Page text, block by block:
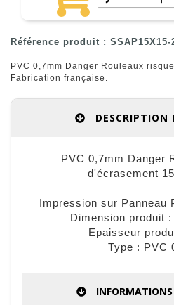
Référence produit : SSAP15X15-
PVC 0,7mm Danger Rouleaux
Fabrication française.
DESCRIPTION
PVC 0,7mm Danger
d'écrasement
Impression sur Panneau
Dimension produit
Epaisseur
Type : PVC